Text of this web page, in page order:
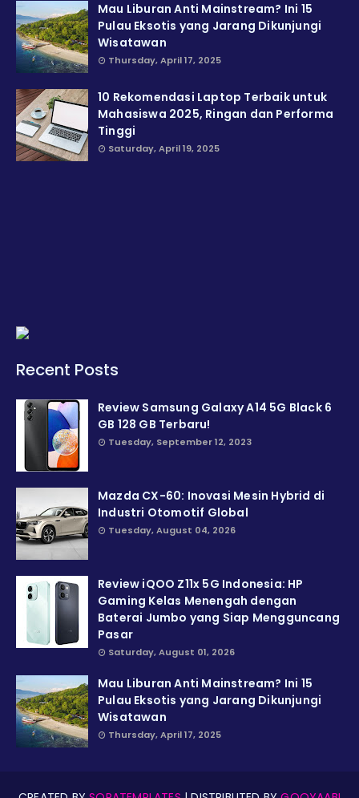
Mau Liburan Anti Mainstream? Ini 15
Pulau Eksotis yang Jarang Dikunjungi
Wisatawan
Thursday, April 17, 2025
10 Rekomendasi Laptop Terbaik untuk
Mahasiswa 2025, Ringan dan Performa
Tinggi
Saturday, April 19, 2025
Recent Posts
Review Samsung Galaxy A14 5G Black 6
GB 128 GB Terbaru!
Tuesday, September 12, 2023
Mazda CX-60: Inovasi Mesin Hybrid di
Industri Otomotif Global
Tuesday, August 04, 2026
Review iQOO Z11x 5G Indonesia: HP
Gaming Kelas Menengah dengan
Baterai Jumbo yang Siap Mengguncang
Pasar
Saturday, August 01, 2026
Mau Liburan Anti Mainstream? Ini 15
Pulau Eksotis yang Jarang Dikunjungi
Wisatawan
Thursday, April 17, 2025